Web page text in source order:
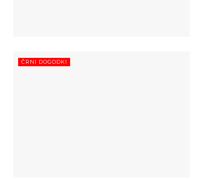
ČRNI DOGODKI